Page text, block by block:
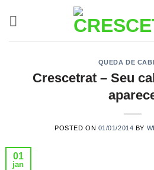
QUEDA DE
Crescetrat – Seu
POSTED ON 01/01/2014 BY
01
jan